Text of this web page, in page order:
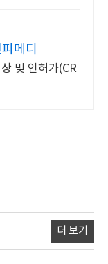
메디
및 인허가(CR
더 보기